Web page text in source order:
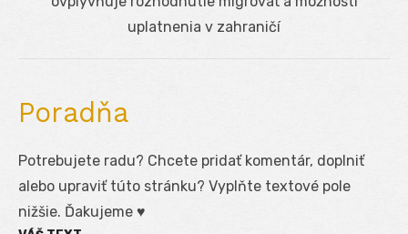
uplatnenia v zahraničí
Poradňa
Potrebujete radu? Chcete pridať komentár, doplniť
alebo upraviť túto stránku? Vyplňte textové pole
nižšie. Ďakujeme ♥